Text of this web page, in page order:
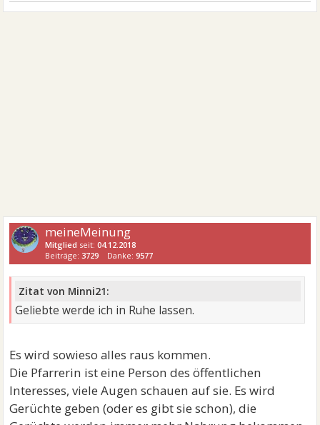
meineMeinung
Mitglied seit:04.12.2018
Beiträge:3729 Danke:9577
Zitat von Minni21:
Geliebte werde ich in Ruhe lassen.
Es wird sowieso alles raus kommen.
Die Pfarrerin ist eine Person des öffentlichen
Interesses, viele Augen schauen auf sie. Es wird
Gerüchte geben (oder es gibt sie schon), die